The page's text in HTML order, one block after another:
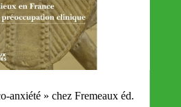
anxiété » chez Fremeaux éd.